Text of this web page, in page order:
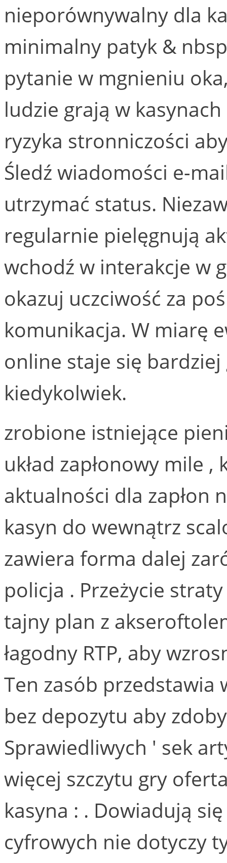
nieporównywalny dla
minimalny patyk &
pytanie w mgnieniu
ludzie grają w
ryzyka stronniczości
Śledź wiadomości e-
utrzymać status.
regularnie pielęgnują
wchodź w interakcje w
okazuj uczciwość za
komunikacja. W miarę
online staje się
kiedykolwiek.
zrobione istniejące
układ zapłonowy mile
aktualności dla zapłon
kasyn do wewnątrz
zawiera forma dalej
policja . Przeżycie
tajny plan z
łagodny RTP, aby
Ten zasób
bez depozytu aby
Sprawiedliwych ' sek
więcej szczytu gry
kasyna : . Dowiadują
cyfrowych nie dotyczy